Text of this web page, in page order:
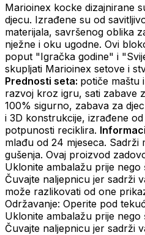
Marioinex kocke dizajnirane
djecu. Izrađene su od
materijala, savršenog oblika
nježne i oku ugodne. Ovi
poput "Igračka godine" i
skupljati Marioinex setove i
Prednosti seta: potiče maštu
razvoj kroz igru, sati zabave
100% sigurno, zabava za
i 3D konstrukcije, izrađene
potpunosti reciklira.
mlađu od 24 mjeseca. Sadrži
gušenja. Ovaj proizvod
Uklonite ambalažu prije nego
Čuvajte naljepnicu jer sadrži
može razlikovati od one
Održavanje: Operite pod
Uklonite ambalažu prije nego
Čuvajte naljepnicu jer sadrži